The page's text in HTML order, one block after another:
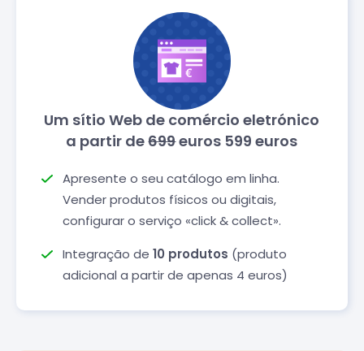
Um sítio Web de comércio eletrónico
a partir de699euros 599 euros
Apresente o seu catálogo em linha.
Vender produtos físicos ou digitais,
configurar o serviço «click & collect».
Integração de10 produtos (produto
adicional a partir de apenas 4 euros)